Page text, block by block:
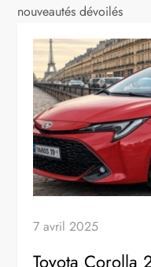
nouveautés dévoilés
7 avril 2025
Toyota